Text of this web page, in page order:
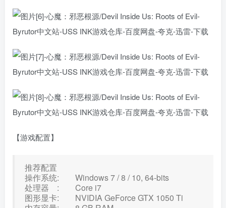
【游戏配置】
推荐配置
操作系统: Windows 7 / 8 / 10, 64-bits
处理器 : Core i7
图形显卡: NVIDIA GeForce GTX 1050 Ti